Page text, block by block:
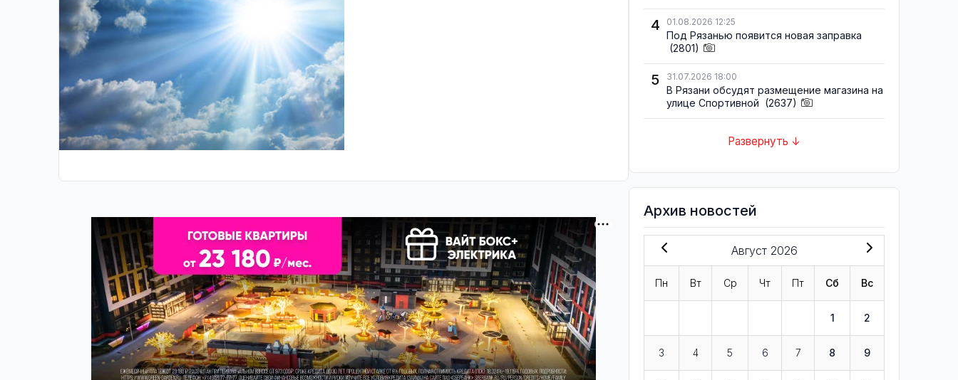
4 01.08.2026 12:25
Под Рязанью появится новая заправка
(2801)
5 31.07.2026 18:00
В Рязани обсудят размещение магазина на
улице Спортивной (2637)
Развернуть ↓
Архив новостей
Август 2026
Пн Вт Ср Чт Пт Сб Вс
1 2
3 4 5 6 7 8 9